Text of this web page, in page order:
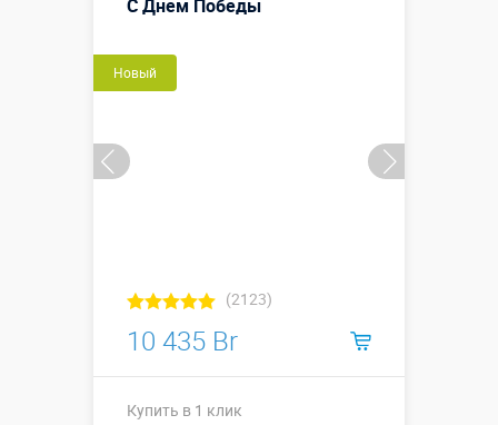
С Днем Победы
Новый
(2123)
10 435 Br
Купить в 1 клик